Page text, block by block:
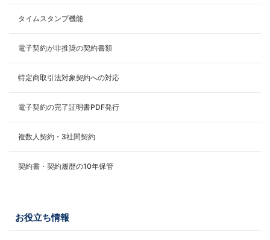
タイムスタンプ機能
電子契約が非推奨の契約書類
特定商取引法対象契約への対応
電子契約の完了証明書PDF発行
複数人契約・3社間契約
契約書・契約履歴の10年保管
お役立ち情報